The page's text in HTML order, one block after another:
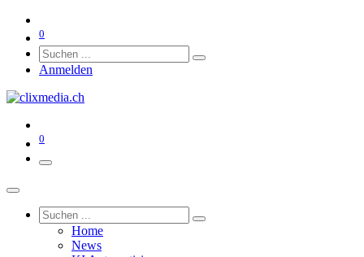
0
Anmelden
0
Home
News